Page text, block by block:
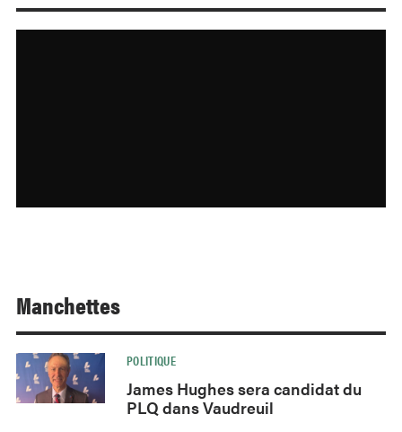
Manchettes
POLITIQUE
James Hughes sera candidat du
PLQ dans Vaudreuil